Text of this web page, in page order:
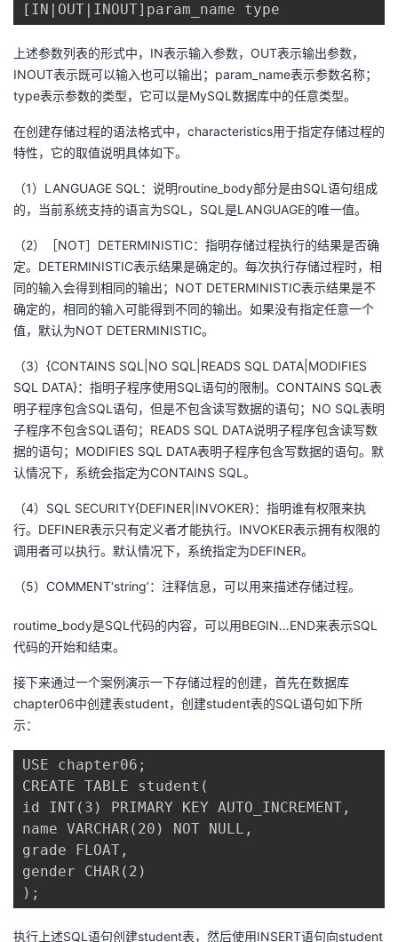
的
课
我
的
证
我
实
的
藏
技
术
持
的
云
建
议
[IN|OUT|INOUT]param_name type
上述参数列表的形式中，IN表示输入参数，OUT表示输出参数，
INOUT表示既可以输入也可以输出；param_name表示参数名称；
type表示参数的类型，它可以是MySQL数据库中的任意类型。
在创建存储过程的语法格式中，characteristics用于指定存储过程的
特性，它的取值说明具体如下。
（1）LANGUAGE SQL：说明routine_body部分是由SQL语句组成
的，当前系统支持的语言为SQL，SQL是LANGUAGE的唯一值。
（2）［NOT］DETERMINISTIC：指明存储过程执行的结果是否确
定。DETERMINISTIC表示结果是确定的。每次执行存储过程时，相
同的输入会得到相同的输出；NOT DETERMINISTIC表示结果是不
确定的，相同的输入可能得到不同的输出。如果没有指定任意一个
值，默认为NOT DETERMINISTIC。
（3）{CONTAINS SQL|NO SQL|READS SQL DATA|MODIFIES
SQL DATA}：指明子程序使用SQL语句的限制。CONTAINS SQL表
明子程序包含SQL语句，但是不包含读写数据的语句；NO SQL表明
子程序不包含SQL语句；READS SQL DATA说明子程序包含读写数
据的语句；MODIFIES SQL DATA表明子程序包含写数据的语句。默
认情况下，系统会指定为CONTAINS SQL。
（4）SQL SECURITY{DEFINER|INVOKER}：指明谁有权限来执
行。DEFINER表示只有定义者才能执行。INVOKER表示拥有权限的
调用者可以执行。默认情况下，系统指定为DEFINER。
（5）COMMENT‘string’：注释信息，可以用来描述存储过程。
routime_body是SQL代码的内容，可以用BEGIN…END来表示SQL
代码的开始和结束。
接下来通过一个案例演示一下存储过程的创建，首先在数据库
chapter06中创建表student，创建student表的SQL语句如下所
示：
USE chapter06;
CREATE TABLE student(
id INT(3) PRIMARY KEY AUTO_INCREMENT,
name VARCHAR(20) NOT NULL,
grade FLOAT,
gender CHAR(2)
);
执行上述SQL语句创建student表，然后使用INSERT语句向student